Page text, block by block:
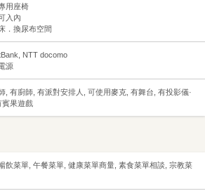
用座椅
入內
．換尿布空間
NTT docomo
源
, 有廚師, 有派對安排人, 可使用麥克, 有舞台, 有投影儀·
賓果遊戲
飲菜單, 午餐菜單, 健康菜單商量, 素食菜單相談, 宗教菜